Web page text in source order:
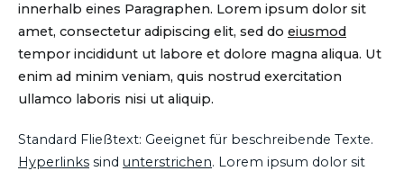
innerhalb eines Paragraphen. Lorem ipsum dolor sit
amet, consectetur adipiscing elit, sed do eiusmod
tempor incididunt ut labore et dolore magna aliqua. Ut
enim ad minim veniam, quis nostrud exercitation
ullamco laboris nisi ut aliquip.
Standard Fließtext: Geeignet für beschreibende Texte.
Hyperlinks sind unterstrichen. Lorem ipsum dolor sit